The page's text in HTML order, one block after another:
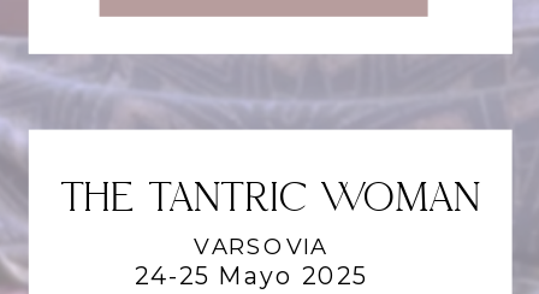
24-25 Mayo 2025
VARSOVIA
THE TANTRIC WOMAN